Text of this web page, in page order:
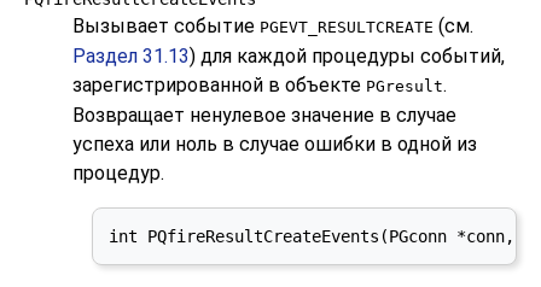
Вызывает событие PGEVT_RESULTCREATE (см.
Раздел 31.13) для каждой процедуры событий,
зарегистрированной в объекте PGresult.
Возвращает ненулевое значение в случае
успеха или ноль в случае ошибки в одной из
процедур.
int PQfireResultCreateEvents(PGconn *conn,